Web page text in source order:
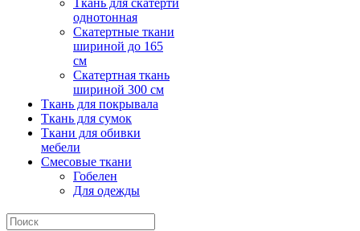
Ткань для скатерти
однотонная
Скатертные ткани
шириной до 165
см
Скатертная ткань
шириной 300 см
Ткань для покрывала
Ткань для сумок
Ткани для обивки
мебели
Смесовые ткани
Гобелен
Для одежды